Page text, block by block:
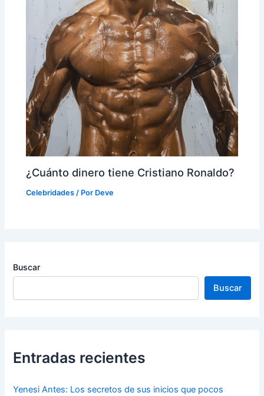
¿Cuánto dinero tiene Cristiano Ronaldo?
Celebridades / Por Deve
Buscar
Buscar
Entradas recientes
Yenesi Antes: Los secretos de sus inicios que pocos